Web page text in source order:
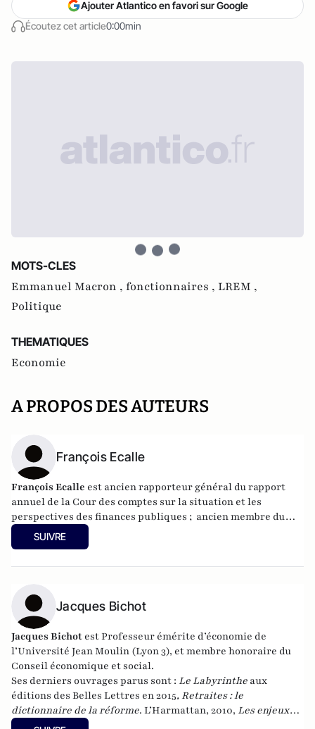
Écoutez cet article0:00min
Ajouter Atlantico en favori sur Google
MOTS-CLES
Emmanuel Macron , fonctionnaires , LREM ,
Politique
THEMATIQUES
Economie
A PROPOS DES AUTEURS
François Ecalle
François Ecalle est ancien rapporteur général du rapport
annuel de la Cour des comptes sur la situation et les
perspectives des finances publiques ; ancien membre du
Haut Conseil des finances publiques, Président de FIPECO
et fondateur du site www.fipeco.fr sur les finances
SUIVRE
Jacques Bichot
Jacques Bichot estProfesseur émérite d’économie de
l’Université Jean Moulin (Lyon 3), et membre honoraire du
Conseil économique et social.
Ses derniers ouvrages parus sont : Le Labyrinthe aux
éditions des Belles Lettres en 2015, Retraites : le
dictionnaire de la réforme. L’Harmattan, 2010, Les enjeux
2012 de A à Z
. L’Harmattan, 2012, et